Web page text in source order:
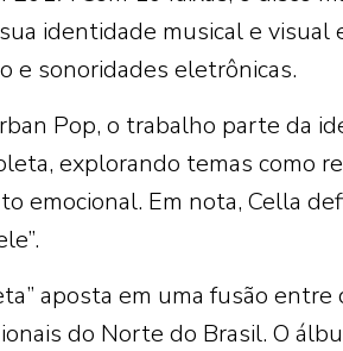
identidade musical e visual
e sonoridades eletrônicas.
Pop, o trabalho parte da
explorando temas como
emocional. Em nota, Cella
aposta em uma fusão
do Norte do Brasil. O